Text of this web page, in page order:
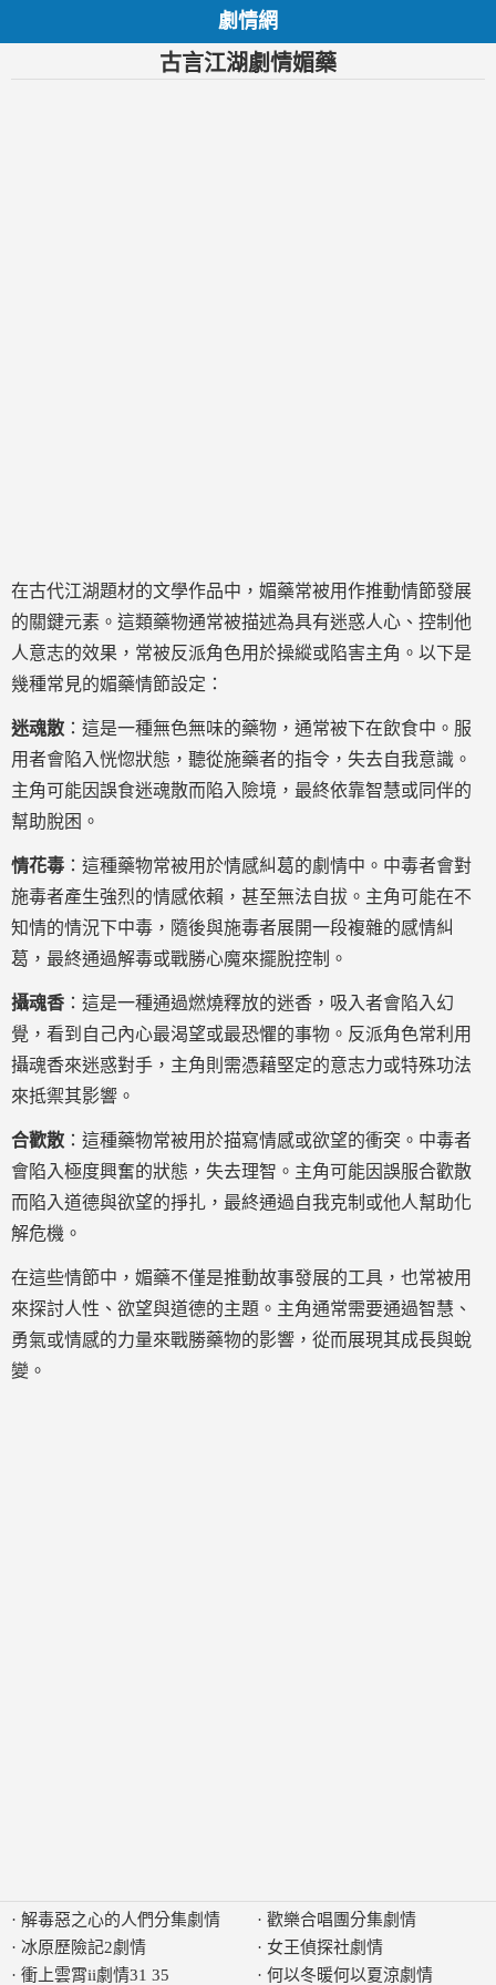
劇情網
古言江湖劇情媚藥
在古代江湖題材的文學作品中，媚藥常被用作推動情節發展
的關鍵元素。這類藥物通常被描述為具有迷惑人心、控制他
人意志的效果，常被反派角色用於操縱或陷害主角。以下是
幾種常見的媚藥情節設定：
迷魂散 ：這是一種無色無味的藥物，通常被下在飲食中。服
用者會陷入恍惚狀態，聽從施藥者的指令，失去自我意識。
主角可能因誤食迷魂散而陷入險境，最終依靠智慧或同伴的
幫助脫困。
情花毒 ：這種藥物常被用於情感糾葛的劇情中。中毒者會對
施毒者產生強烈的情感依賴，甚至無法自拔。主角可能在不
知情的情況下中毒，隨後與施毒者展開一段複雜的感情糾
葛，最終通過解毒或戰勝心魔來擺脫控制。
攝魂香 ：這是一種通過燃燒釋放的迷香，吸入者會陷入幻
覺，看到自己內心最渴望或最恐懼的事物。反派角色常利用
攝魂香來迷惑對手，主角則需憑藉堅定的意志力或特殊功法
來抵禦其影響。
合歡散 ：這種藥物常被用於描寫情感或欲望的衝突。中毒者
會陷入極度興奮的狀態，失去理智。主角可能因誤服合歡散
而陷入道德與欲望的掙扎，最終通過自我克制或他人幫助化
解危機。
在這些情節中，媚藥不僅是推動故事發展的工具，也常被用
來探討人性、欲望與道德的主題。主角通常需要通過智慧、
勇氣或情感的力量來戰勝藥物的影響，從而展現其成長與蛻
變。
· 解毒惡之心的人們分集劇情
· 冰原歷險記2劇情
· 衝上雲霄ii劇情31 35
· 歡樂合唱團分集劇情
· 女王偵探社劇情
· 何以冬暖何以夏涼劇情